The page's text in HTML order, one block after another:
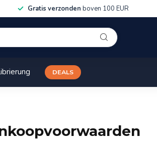
Gratis verzonden boven 100 EUR
DEALS